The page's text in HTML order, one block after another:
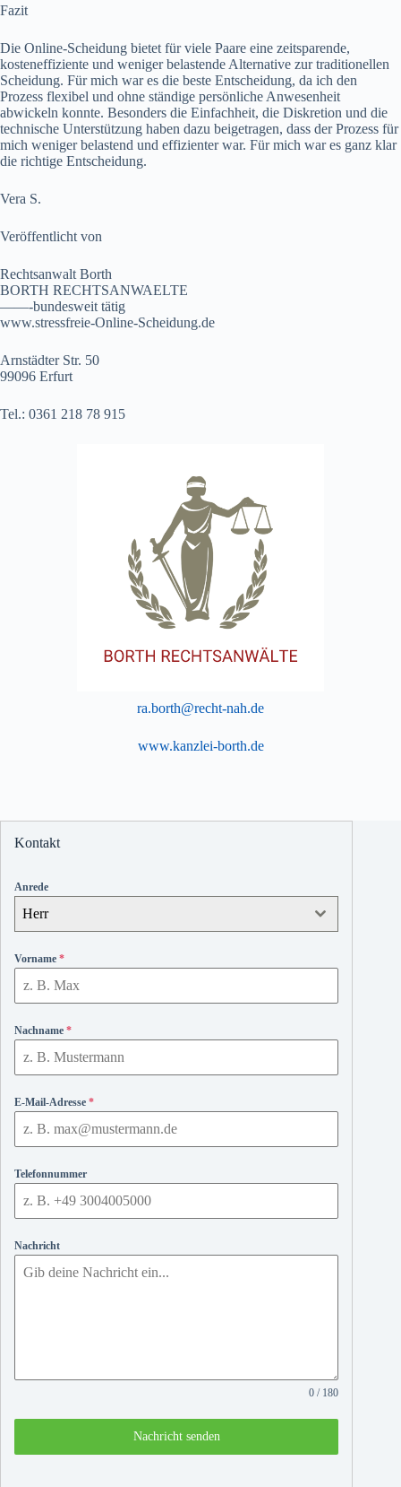
Fazit
Die Online-Scheidung bietet für viele Paare eine zeitsparende,
kosteneffiziente und weniger belastende Alternative zur traditionellen
Scheidung. Für mich war es die beste Entscheidung, da ich den
Prozess flexibel und ohne ständige persönliche Anwesenheit
abwickeln konnte. Besonders die Einfachheit, die Diskretion und die
technische Unterstützung haben dazu beigetragen, dass der Prozess für
mich weniger belastend und effizienter war. Für mich war es ganz klar
die richtige Entscheidung.
Vera S.
Veröffentlicht von
Rechtsanwalt Borth
BORTH RECHTSANWAELTE
——-bundesweit tätig
www.stressfreie-Online-Scheidung.de
Arnstädter Str. 50
99096 Erfurt
Tel.: 0361 218 78 915
ra.borth@recht-nah.de
www.kanzlei-borth.de
Kontakt
Anrede
Herr
Vorname *
Nachname *
E-Mail-Adresse *
Telefonnummer
Nachricht
0 / 180
Nachricht senden